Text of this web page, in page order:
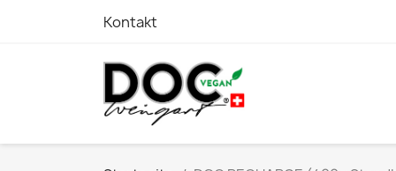
Kontakt